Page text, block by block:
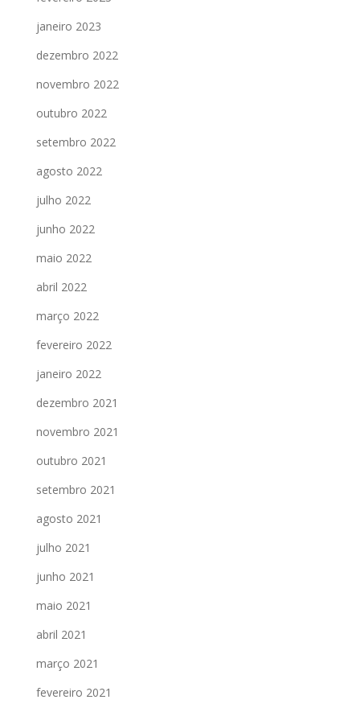
janeiro 2023
dezembro 2022
novembro 2022
outubro 2022
setembro 2022
agosto 2022
julho 2022
junho 2022
maio 2022
abril 2022
março 2022
fevereiro 2022
janeiro 2022
dezembro 2021
novembro 2021
outubro 2021
setembro 2021
agosto 2021
julho 2021
junho 2021
maio 2021
abril 2021
março 2021
fevereiro 2021